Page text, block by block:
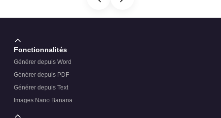
Fonctionnalités
Générer depuis Word
Générer depuis PDF
Générer depuis Text
Images Nano Banana